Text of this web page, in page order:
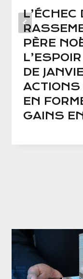
L’ÉCHEC
PÈRE
DE
ACTIONS
EN
GAINS